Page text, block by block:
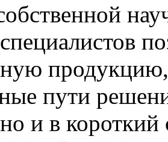
пути
и в